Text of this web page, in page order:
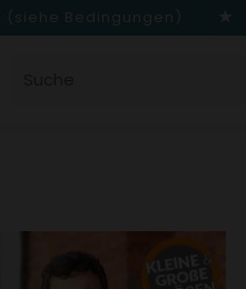
(siehe Bedingungen)